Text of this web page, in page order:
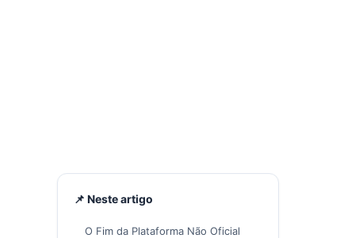
📌 Neste artigo
O Fim da Plataforma Não Oficial